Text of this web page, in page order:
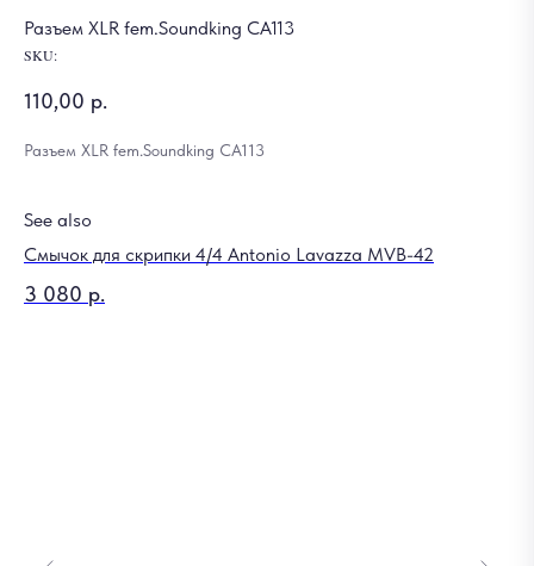
Разъем XLR fem.Soundking CA113
SKU:
110,00 р.
Разъем XLR fem.Soundking CA113
See also
Смычок для скрипки 4/4 Antonio Lavazza MVB-42
3 080 р.